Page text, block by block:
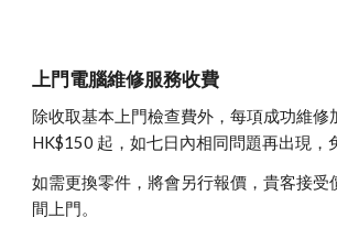
上門電腦維修服務收費
除收取基本上門檢查費外，每項成功維修
HK$150 起，如七日內相同問題再出現，
如需更換零件，將會另行報價，貴客接受
間上門。